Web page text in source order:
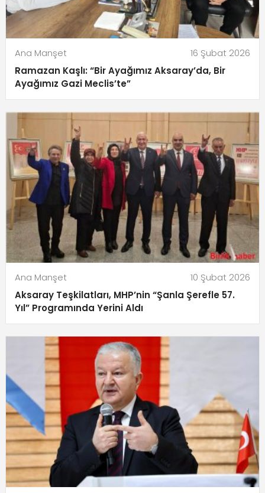
Ana Manşet
16 Şubat 2026
Ramazan Kaşlı: “Bir Ayağımız Aksaray’da, Bir
Ayağımız Gazi Meclis’te”
Ana Manşet
10 Şubat 2026
Aksaray Teşkilatları, MHP’nin “Şanla Şerefle 57.
Yıl” Programında Yerini Aldı